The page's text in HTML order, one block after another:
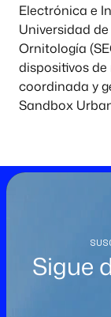
Electrónica e
Universidad
Ornitología
dispositivos
coordinada y
Sandbox
Sigue